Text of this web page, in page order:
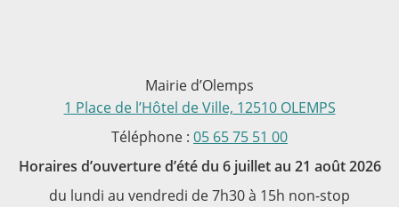
Mairie d’Olemps
1 Place de l’Hôtel de Ville, 12510 OLEMPS
Téléphone : 05 65 75 51 00
Horaires d’ouverture d’été du 6 juillet au 21 août 2026
du lundi au vendredi de 7h30 à 15h non-stop